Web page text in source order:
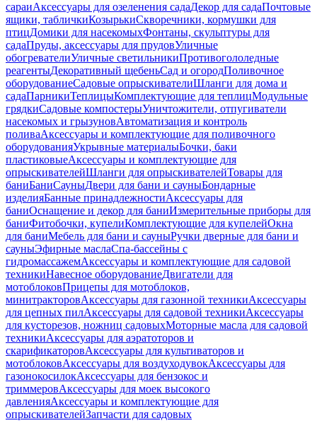
сараиАксессуары для озеленения садаДекор для садаПочтовые
ящики, табличкиКозырькиСкворечники, кормушки для
птицДомики для насекомыхФонтаны, скульптуры для
садаПруды, аксессуары для прудовУличные
обогревателиУличные светильникиПротивогололедные
реагентыДекоративный щебеньСад и огородПоливочное
оборудованиеСадовые опрыскивателиШланги для дома и
садаПарникиТеплицыКомплектующие для теплицМодульные
грядкиСадовые компостерыУничтожители, отпугиватели
насекомых и грызуновАвтоматизация и контроль
поливаАксессуары и комплектующие для поливочного
оборудованияУкрывные материалыБочки, баки
пластиковыеАксессуары и комплектующие для
опрыскивателейШланги для опрыскивателейТовары для
баниБаниСауныДвери для бани и сауныБондарные
изделияБанные принадлежностиАксессуары для
баниОснащение и декор для баниИзмерительные приборы для
баниФитобочки, купелиКомплектующие для купелейОкна
для баниМебель для бани и сауныРучки дверные для бани и
сауныЭфирные маслаСпа-бассейны с
гидромассажемАксессуары и комплектующие для садовой
техникиНавесное оборудованиеДвигатели для
мотоблоковПрицепы для мотоблоков,
минитракторовАксессуары для газонной техникиАксессуары
для цепных пилАксессуары для садовой техникиАксессуары
для кусторезов, ножниц садовыхМоторные масла для садовой
техникиАксессуары для аэратоторов и
скарификаторовАксессуары для культиваторов и
мотоблоковАксессуары для воздуходувокАксессуары для
газонокосилокАксессуары для бензокос и
триммеровАксессуары для моек высокого
давленияАксессуары и комплектующие для
опрыскивателейЗапчасти для садовых